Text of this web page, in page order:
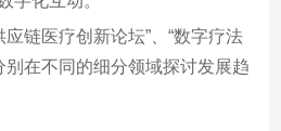
链医疗创新论坛”、“数字疗法
别在不同的细分领域探讨发展趋